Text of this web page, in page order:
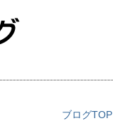
ブログTOP